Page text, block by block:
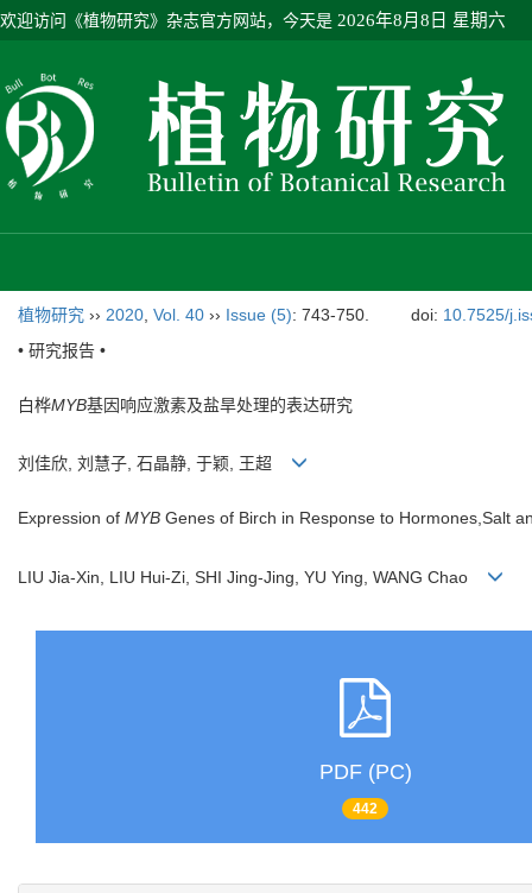
欢迎访问《植物研究》杂志官方网站，今天是 2026年8月8日 星期六
植物研究 ›› 2020 Vol. 40 ›› Issue (5): 743-750. doi: 10.7525/
• 研究报告 •
白桦MYB基因响应激素及盐旱处理的表达研究
刘佳欣, 刘慧子, 石晶静, 于颖, 王超
Expression of MYB Genes of Birch in Response to Hormones,Salt
LIU Jia-Xin, LIU Hui-Zi, SHI Jing-Jing, YU Ying, WANG Chao
PDF (PC)
442